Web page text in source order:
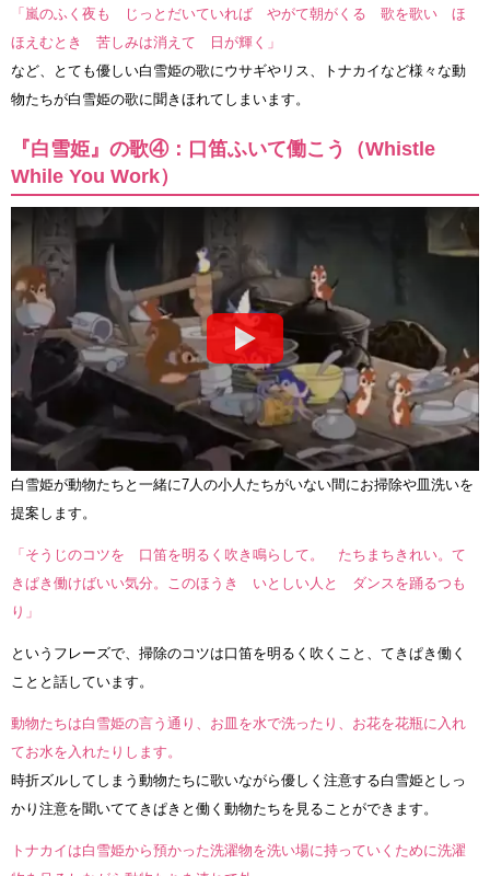
「嵐のふく夜も じっとだいていれば やがて朝がくる 歌を歌い ほ
ほえむとき 苦しみは消えて 日が輝く」
など、とても優しい白雪姫の歌にウサギやリス、トナカイなど様々な動
物たちが白雪姫の歌に聞きほれてしまいます。
『白雪姫』の歌④：口笛ふいて働こう（Whistle
While You Work）
白雪姫が動物たちと一緒に7人の小人たちがいない間にお掃除や皿洗いを
提案します。
「そうじのコツを 口笛を明るく吹き鳴らして。 たちまちきれい。て
きぱき働けばいい気分。このほうき いとしい人と ダンスを踊るつも
り」
というフレーズで、掃除のコツは口笛を明るく吹くこと、てきぱき働く
ことと話しています。
動物たちは白雪姫の言う通り、お皿を水で洗ったり、お花を花瓶に入れ
てお水を入れたりします。
時折ズルしてしまう動物たちに歌いながら優しく注意する白雪姫としっ
かり注意を聞いててきぱきと働く動物たちを見ることができます。
トナカイは白雪姫から預かった洗濯物を洗い場に持っていくために洗濯